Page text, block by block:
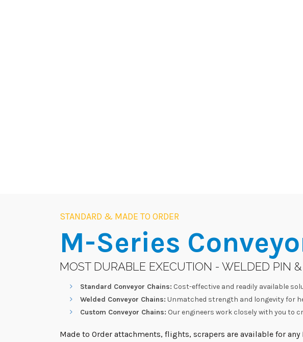
STANDARD & MADE TO ORDER
M-Series
MOST DURABLE EXECUTION - WELDED PIN
Standard Conveyor Chains: Cost-effective and readily available
Welded Conveyor Chains: Unmatched strength and longevity for
Custom Conveyor Chains: Our engineers work closely with you to
Made to Order attachments, flights, scrapers are available for any